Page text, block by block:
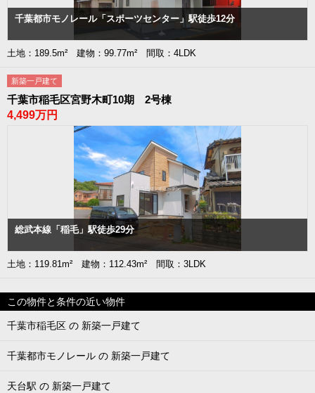
千葉都市モノレール「スポーツセンター」駅徒歩12分
土地：189.5m² 建物：99.77m² 間取：4LDK
新築一戸建て
千葉市稲毛区宮野木町10期 2号棟
4,499万円
総武本線「稲毛」駅徒歩29分
土地：119.81m² 建物：112.43m² 間取：3LDK
この物件と条件の近い物件
千葉市稲毛区 の 新築一戸建て
千葉都市モノレール の 新築一戸建て
天台駅 の 新築一戸建て